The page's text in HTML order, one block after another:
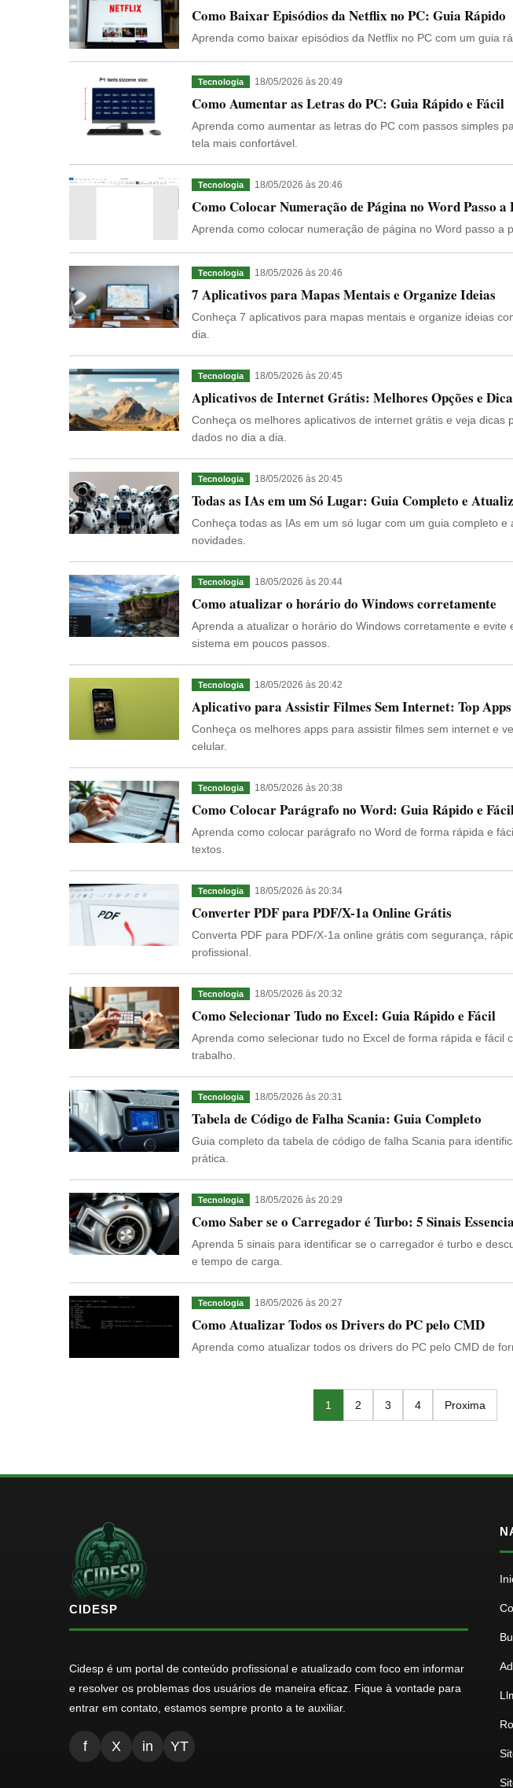
Como Baixar Episódios da Netflix no PC: Guia Rápido
Aprenda como baixar episódios da Netflix no PC com um guia
Tecnologia 18/05/2026 às 20:49
Como Aumentar as Letras do PC: Guia Rápido e Fácil
Aprenda como aumentar as letras do PC com passos simples
tela mais confortável.
Tecnologia 18/05/2026 às 20:46
Como Colocar Numeração de Página no Word Passo a
Aprenda como colocar numeração de página no Word passo a
Tecnologia 18/05/2026 às 20:46
7 Aplicativos para Mapas Mentais e Organize Ideias
Conheça 7 aplicativos para mapas mentais e organize ideias
dia.
Tecnologia 18/05/2026 às 20:45
Aplicativos de Internet Grátis: Melhores Opções e
Conheça os melhores aplicativos de internet grátis e veja
dados no dia a dia.
Tecnologia 18/05/2026 às 20:45
Todas as IAs em um Só Lugar: Guia Completo e
Conheça todas as IAs em um só lugar com um guia completo
novidades.
Tecnologia 18/05/2026 às 20:44
Como atualizar o horário do Windows corretamente
Aprenda a atualizar o horário do Windows corretamente e
sistema em poucos passos.
Tecnologia 18/05/2026 às 20:42
Aplicativo para Assistir Filmes Sem Internet: Top Apps
Conheça os melhores apps para assistir filmes sem internet e
celular.
Tecnologia 18/05/2026 às 20:38
Como Colocar Parágrafo no Word: Guia Rápido e
Aprenda como colocar parágrafo no Word de forma rápida e
textos.
Tecnologia 18/05/2026 às 20:34
Converter PDF para PDF/X-1a Online Grátis
Converta PDF para PDF/X-1a online grátis com segurança,
profissional.
Tecnologia 18/05/2026 às 20:32
Como Selecionar Tudo no Excel: Guia Rápido e Fácil
Aprenda como selecionar tudo no Excel de forma rápida e fácil
trabalho.
Tecnologia 18/05/2026 às 20:31
Tabela de Código de Falha Scania: Guia Completo
Guia completo da tabela de código de falha Scania para
prática.
Tecnologia 18/05/2026 às 20:29
Como Saber se o Carregador é Turbo: 5 Sinais
Aprenda 5 sinais para identificar se o carregador é turbo e
e tempo de carga.
Tecnologia 18/05/2026 às 20:27
Como Atualizar Todos os Drivers do PC pelo CMD
Aprenda como atualizar todos os drivers do PC pelo CMD de
1 2 3 4 Proxima
CIDESP
Cidesp é um portal de conteúdo profissional e atualizado com foco em informar
e resolver os problemas dos usuários de maneira eficaz. Fique à vontade para
entrar em contato, estamos sempre pronto a te auxiliar.
f X in YT